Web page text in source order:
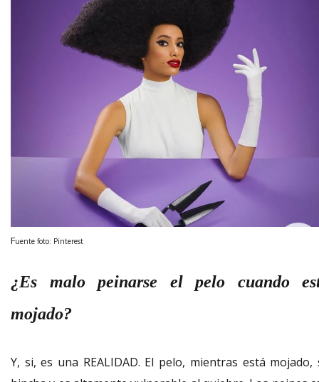
Fuente foto: Pinterest
¿Es malo peinarse el pelo cuando
mojado?
Y, si, es una REALIDAD. El pelo, mientras está mojado,